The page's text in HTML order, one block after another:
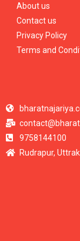
About us
Contact us
Privacy Policy
Terms and
9758144100
Rudrapur,